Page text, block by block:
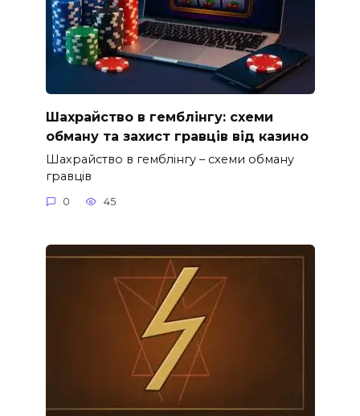
Шахрайство в гемблінгу: схеми
обману та захист гравців від казино
Шахрайство в гемблінгу – схеми обману
гравців
0 45